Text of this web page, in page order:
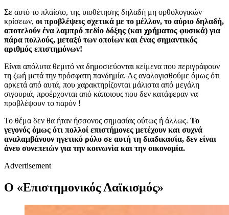
Σε αυτό το πλαίσιο, της υιοθέτησης δηλαδή μη ορθολογικών
κρίσεων, οι προβλέψεις σχετικά με το μέλλον, το αύριο δηλαδή,
αποτελούν ένα λαμπρό πεδίο δόξης (και χρήματος φυσικά) για
πάρα πολλούς, μεταξύ των οποίων και ένας σημαντικός
αριθμός επιστημόνων!
Είναι απόλυτα θεμιτό να δημοσιεύονται κείμενα που περιγράφουν
τη ζωή μετά την πρόσφατη πανδημία. Ας αναλογισθούμε όμως ότι
αρκετά από αυτά, που χαρακτηρίζονται μάλιστα από μεγάλη
σιγουριά, προέρχονται από κάποιους που δεν κατάφεραν να
προβλέψουν το παρόν !
Το θέμα δεν θα ήταν ήσσονος σημασίας ούτως ή άλλως. Το
γεγονός όμως ότι πολλοί επιστήμονες μετέχουν και συχνά
αναλαμβάνουν ηγετικό ρόλο σε αυτή τη διαδικασία, δεν είναι
άνευ συνεπειών για την κοινωνία και την οικονομία.
Advertisement
Ο «Επιστημονικός Λαϊκισμός»